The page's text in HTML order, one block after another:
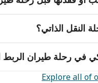
النقل الذاتي؟
في رحلة طيران الربط
Explore all of